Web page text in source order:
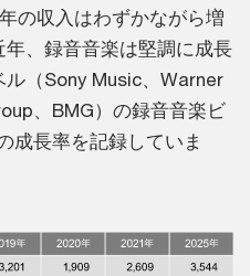
の収入はわずかながら増
、録音音楽は堅調に成長
ル（Sony Music、Warner
、BMG）の録音音楽ビ
成長率を記録していま